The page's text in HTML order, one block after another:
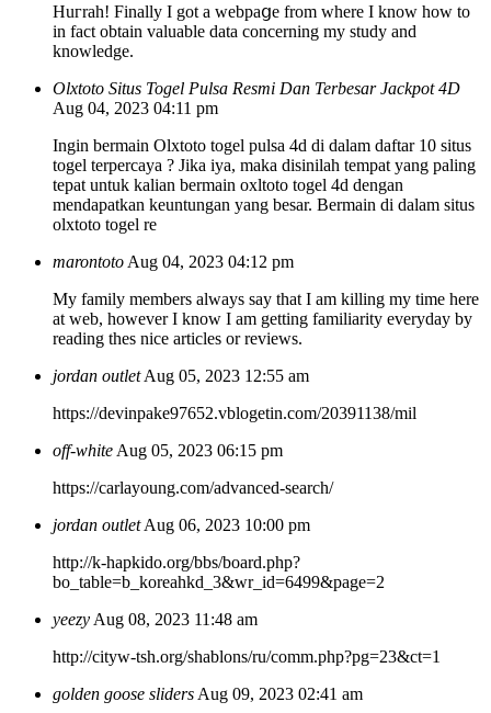
Huгrah! Finally I got a webpaցe from where I know how to
in fact obtain valuable data concerning my study and
knowledge.
Olxtoto Situs Togel Pulsa Resmi Dan Terbesar Jackpot 4D
Aug 04, 2023 04:11 pm
Ingin bermain Olxtoto togel pulsa 4d di dalam daftar 10 situs
togel terpercaya ? Jika iya, maka disinilah tempat yang paling
tepat untuk kalian bermain oxltoto togel 4d dengan
mendapatkan keuntungan yang besar. Bermain di dalam situs
olxtoto togel re
marontoto Aug 04, 2023 04:12 pm
My family members always say that I am killing my time here
at web, however I know I am getting familiarity everyday by
reading thes nice articles or reviews.
jordan outlet Aug 05, 2023 12:55 am
https://devinpake97652.vblogetin.com/20391138/mil
off-white Aug 05, 2023 06:15 pm
https://carlayoung.com/advanced-search/
jordan outlet Aug 06, 2023 10:00 pm
http://k-hapkido.org/bbs/board.php?
bo_table=b_koreahkd_3&wr_id=6499&page=2
yeezy Aug 08, 2023 11:48 am
http://cityw-tsh.org/shablons/ru/comm.php?pg=23&ct=1
golden goose sliders Aug 09, 2023 02:41 am